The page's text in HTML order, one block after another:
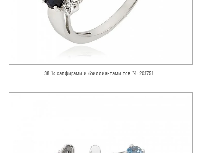
38.1с сапфирами и бриллиантами тов № 203751